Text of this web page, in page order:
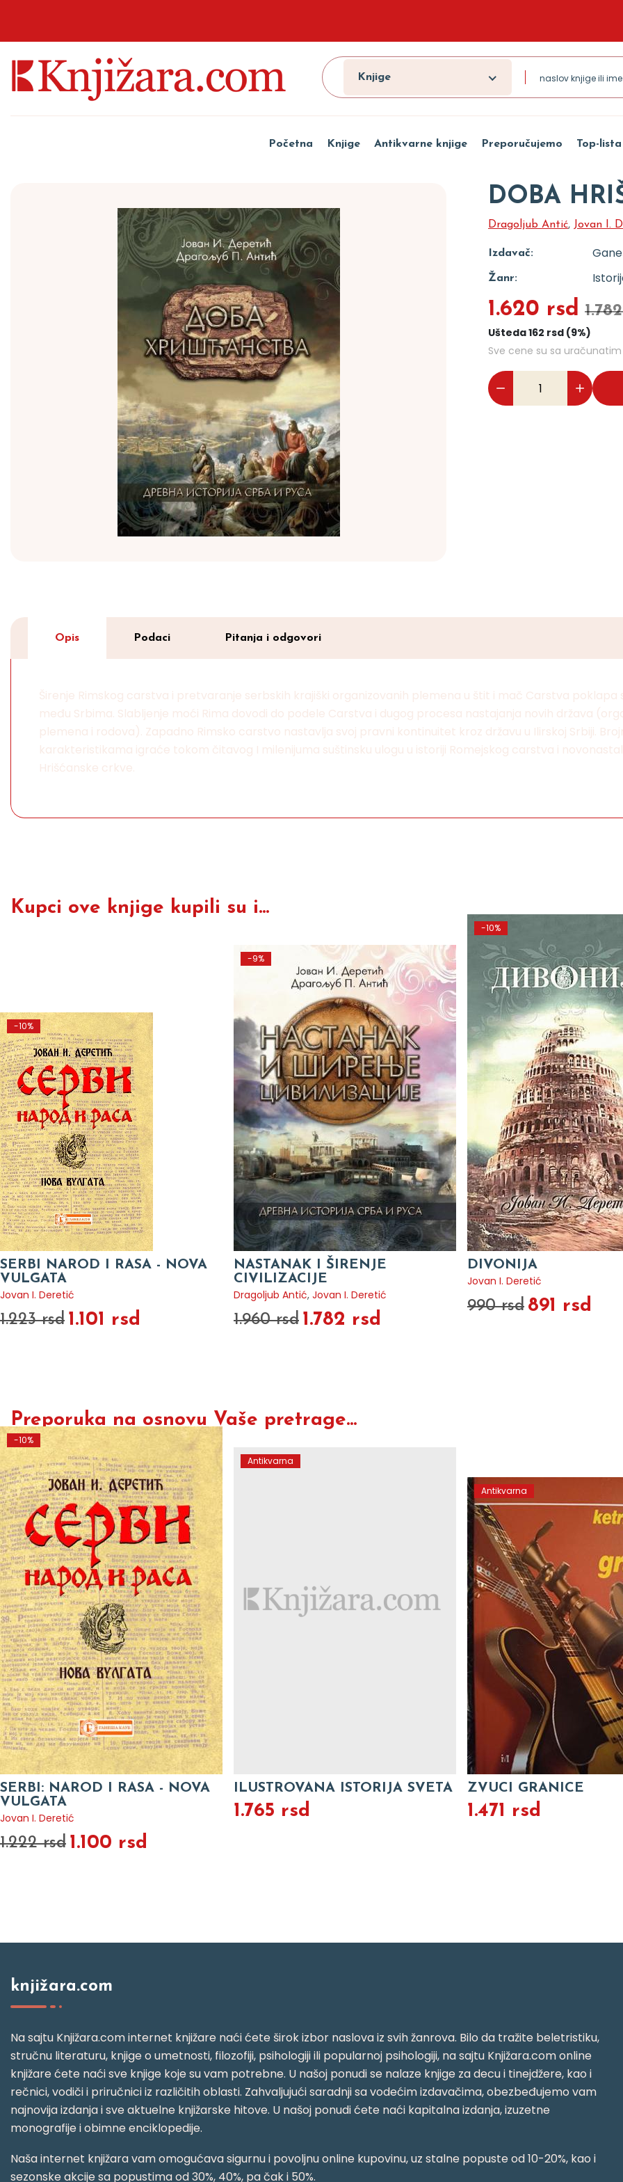
Knjige
Početna Knjige Antikvarne knjige Preporučujemo Top-lista
DOBA
Dragoljub Antić, Jovan I.
Izdavač:
Žanr:
1.620 rsd
Ušteda 162 rsd (9%)
Sve cene su sa
Opis Podaci Pitanja i odgovori
Širenje Rimskog carstva i pretvaranje serbskih krajiški organizovanih plemena u štit i mač Carstva
među Srbima. Slabljenje moći Rima dovodi do podele Carstva i dugog procesa nastajanja novih država
plemena i rodova). Zapadno Rimsko carstvo nastavlja svoj pravni kontinuitet kroz državu u Ilirskoj Srbiji.
karakteristikama igraće tokom čitavog I milenijuma suštinsku ulogu u istoriji Romejskog carstva i
Hrišćanske crkve.
Kupci ove knjige kupili su i...
-10%
SERBI NAROD I RASA - NOVA
VULGATA
Jovan I. Deretić
1.223 rsd 1.101 rsd
-9%
NASTANAK I ŠIRENJE
CIVILIZACIJE
Dragoljub Antić, Jovan I. Deretić
1.960 rsd 1.782 rsd
-10%
DIVONIJA
Jovan I. Deretić
990 rsd 891 rsd
Preporuka na osnovu Vaše pretrage...
-10%
SERBI: NAROD I RASA - NOVA
VULGATA
Jovan I. Deretić
1.222 rsd 1.100 rsd
Antikvarna
ILUSTROVANA ISTORIJA SVETA
1.765 rsd
Antikvarna
ZVUCI GRANICE
1.471 rsd
knjižara.com
Na sajtu Knjižara.com internet knjižare naći ćete širok izbor naslova iz svih žanrova. Bilo da tražite beletristiku,
stručnu literaturu, knjige o umetnosti, filozofiji, psihologiji ili popularnoj psihologiji, na sajtu Knjižara.com online
knjižare ćete naći sve knjige koje su vam potrebne. U našoj ponudi se nalaze knjige za decu i tinejdžere, kao i
rečnici, vodiči i priručnici iz različitih oblasti. Zahvaljujući saradnji sa vodećim izdavačima, obezbeđujemo vam
najnovija izdanja i sve aktuelne knjižarske hitove. U našoj ponudi ćete naći kapitalna izdanja, izuzetne
monografije i obimne enciklopedije.
Naša internet knjižara vam omogućava sigurnu i povoljnu online kupovinu, uz stalne popuste od 10-20%, kao i
sezonske akcije sa popustima od 30%, 40%, pa čak i 50%.